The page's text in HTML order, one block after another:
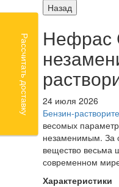
Назад
Нефрас
24 июля 2026
Бензин-
весомых
незаменимым. За
вещество весьма
современном
Характеристики
Рассчитать доставку